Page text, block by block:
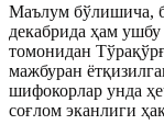
Маълум бўлишича,
декабрида ҳам
томонидан
мажбуран
шифокорлар унда
соғлом эканлиги